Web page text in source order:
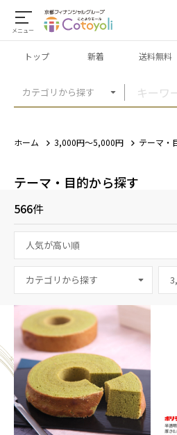
メニュー
カテゴリから探す
トップ 新着 送料無料
ホーム 3,000円～5,000円 テーマ・
テーマ・目的から探す
566件
カテゴリから探す